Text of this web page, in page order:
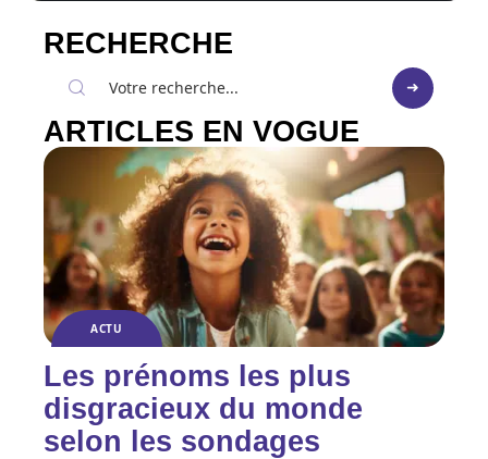
RECHERCHE
ARTICLES EN VOGUE
ACTU
Les prénoms les plus
disgracieux du monde
selon les sondages